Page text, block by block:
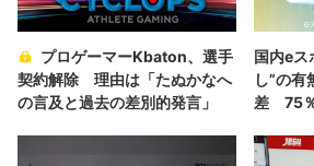
プロゲーマーKbaton、選手
契約解除 理由は「たぬかなへ
の言及と過去の差別的発言」
国内eス
し”の
差 75